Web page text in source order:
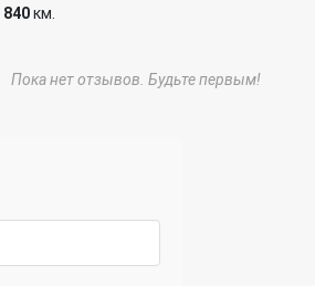
840км.
Пока нет отзывов. Будьте первым!